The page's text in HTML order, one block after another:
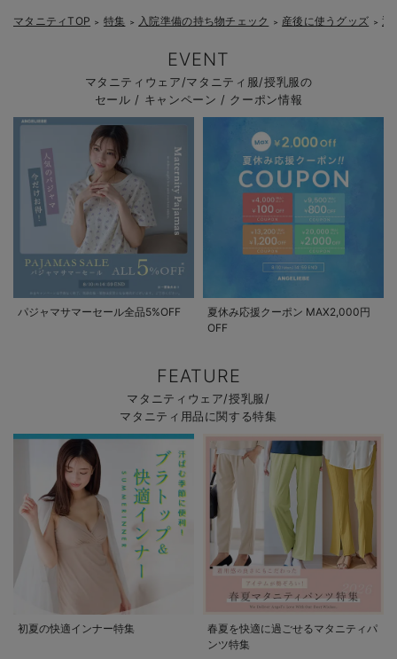
マタニティTOP ＞ 特集 ＞ 入院準備の持ち物チェック ＞ 産後に使うグッズ ＞ 退
EVENT
マタニティウェア/マタニティ服/授乳服の
セール / キャンペーン / クーポン情報
パジャマサマーセール全品5%OFF
夏休み応援クーポン MAX2,000円
OFF
FEATURE
マタニティウェア/授乳服/
マタニティ用品に関する特集
初夏の快適インナー特集
春夏を快適に過ごせるマタニティパ
ンツ特集